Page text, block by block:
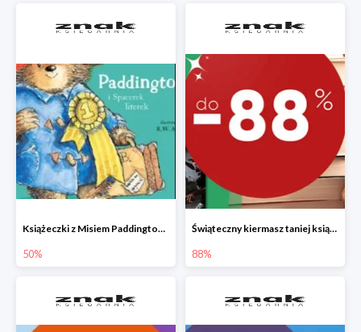
Książeczki z Misiem Paddingtonem do -50%
50%
Świąteczny kiermasz taniej książki
88%